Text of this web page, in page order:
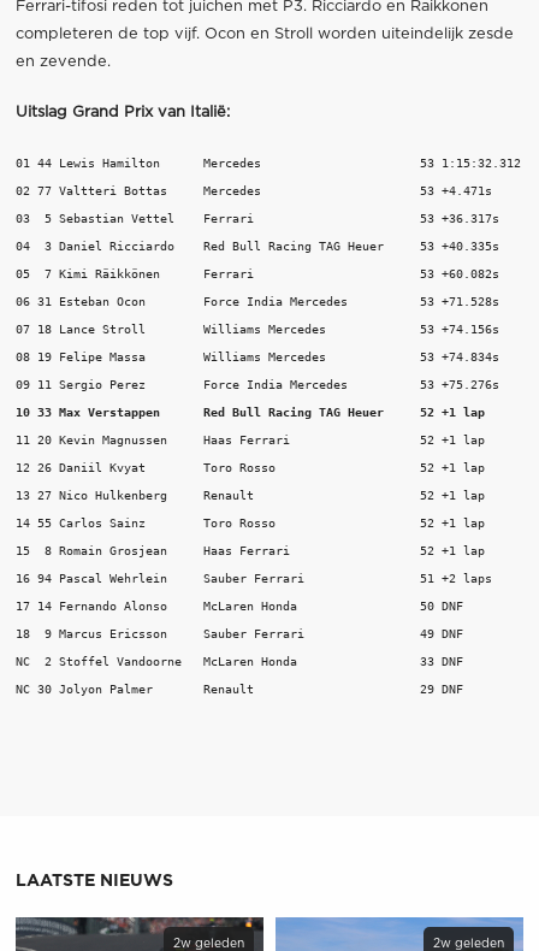
Ferrari-tifosi reden tot juichen met P3. Ricciardo en Raikkonen
completeren de top vijf. Ocon en Stroll worden uiteindelijk zesde
en zevende.
Uitslag Grand Prix van Italië:
01 44 Lewis Hamilton      Mercedes                   	53 1:15:32.312
02 77 Valtteri Bottas     Mercedes                   	53 +4.471s
03  5 Sebastian Vettel    Ferrari                    	53 +36.317s
04  3 Daniel Ricciardo    Red Bull Racing TAG Heuer  	53 +40.335s
05  7 Kimi Räikkönen      Ferrari                    	53 +60.082s
06 31 Esteban Ocon        Force India Mercedes       	53 +71.528s
07 18 Lance Stroll        Williams Mercedes          	53 +74.156s
08 19 Felipe Massa        Williams Mercedes          	53 +74.834s
10 33 Max Verstappen      Red Bull Racing TAG Heuer  	52 +1 lap
11 20 Kevin Magnussen     Haas Ferrari               	52 +1 lap
12 26 Daniil Kvyat        Toro Rosso                 	52 +1 lap
13 27 Nico Hulkenberg     Renault                    	52 +1 lap
14 55 Carlos Sainz        Toro Rosso                 	52 +1 lap
15  8 Romain Grosjean     Haas Ferrari               	52 +1 lap
16 94 Pascal Wehrlein     Sauber Ferrari             	51 +2 laps
17 14 Fernando Alonso     McLaren Honda              	50 DNF
18  9 Marcus Ericsson     Sauber Ferrari             	49 DNF
NC  2 Stoffel Vandoorne   McLaren Honda              	33 DNF
NC 30 Jolyon Palmer       Renault                    	29 DNF
LAATSTE NIEUWS
2w geleden 2w geleden